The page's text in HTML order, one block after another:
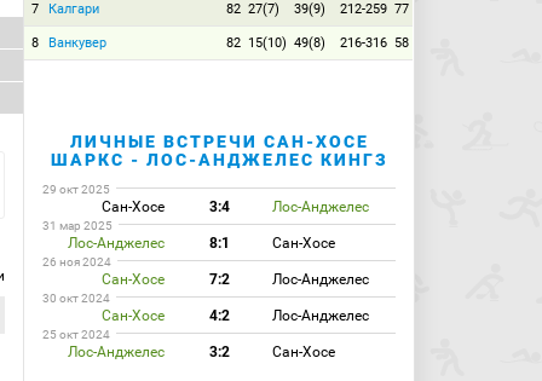
7 Калгари 82 27(7) 39(9) 212-259 77
8 Ванкувер 82 15(10) 49(8) 216-316 58
ЛИЧНЫЕ ВСТРЕЧИ САН-ХОСЕ
ШАРКС - ЛОС-АНДЖЕЛЕС КИНГЗ
29 окт 2025
Сан-Хосе 3:4 Лос-Анджелес
31 мар 2025
Лос-Анджелес 8:1 Сан-Хосе
26 ноя 2024
Сан-Хосе 7:2 Лос-Анджелес
30 окт 2024
Сан-Хосе 4:2 Лос-Анджелес
25 окт 2024
Лос-Анджелес 3:2 Сан-Хосе